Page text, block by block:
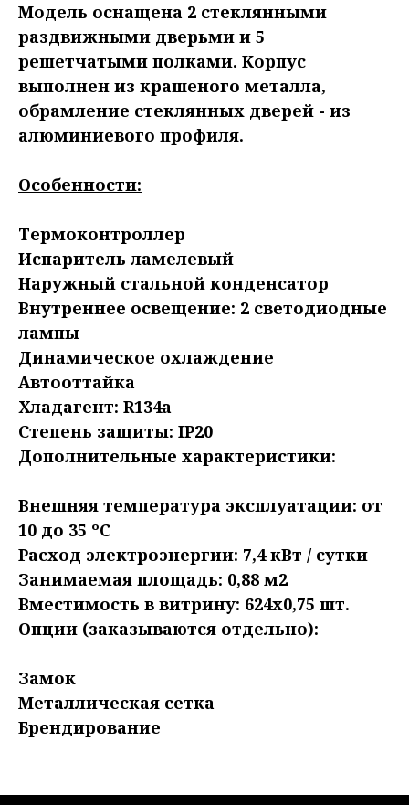
Модель оснащена 2 стеклянными
раздвижными дверьми и 5
решетчатыми полками. Корпус
выполнен из крашеного металла,
обрамление стеклянных дверей - из
алюминиевого профиля.
Особенности:
Термоконтроллер
Испаритель ламелевый
Наружный стальной конденсатор
Внутреннее освещение: 2 светодиодные
лампы
Динамическое охлаждение
Автооттайка
Хладагент: R134a
Степень защиты: IP20
​Дополнительные характеристики:
Внешняя температура эксплуатации: от
10 до 35 ºC
Расход электроэнергии: 7,4 кВт / сутки
Занимаемая площадь: 0,88 м2
​Вместимость в витрину: 624х0,75 шт.
Опции (заказываются отдельно):
Замок
Металлическая сетка
Брендирование